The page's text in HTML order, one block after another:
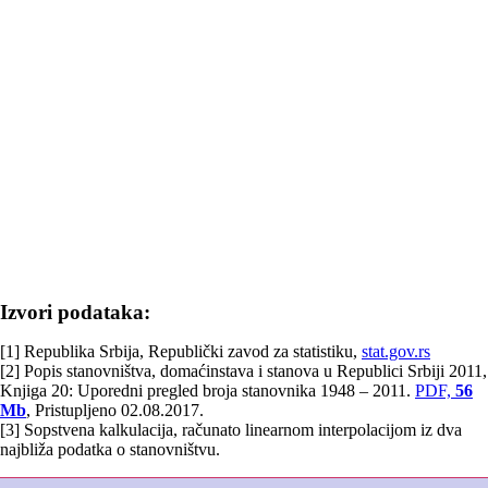
Izvori podataka:
[1] Republika Srbija, Republički zavod za statistiku, stat.gov.rs
[2] Popis stanovništva, domaćinstava i stanova u Republici Srbiji 2011,
Knjiga 20: Uporedni pregled broja stanovnika 1948 – 2011. PDF, 56
Mb, Pristupljeno 02.08.2017.
[3] Sopstvena kalkulacija, računato linearnom interpolacijom iz dva
najbliža podatka o stanovništvu.